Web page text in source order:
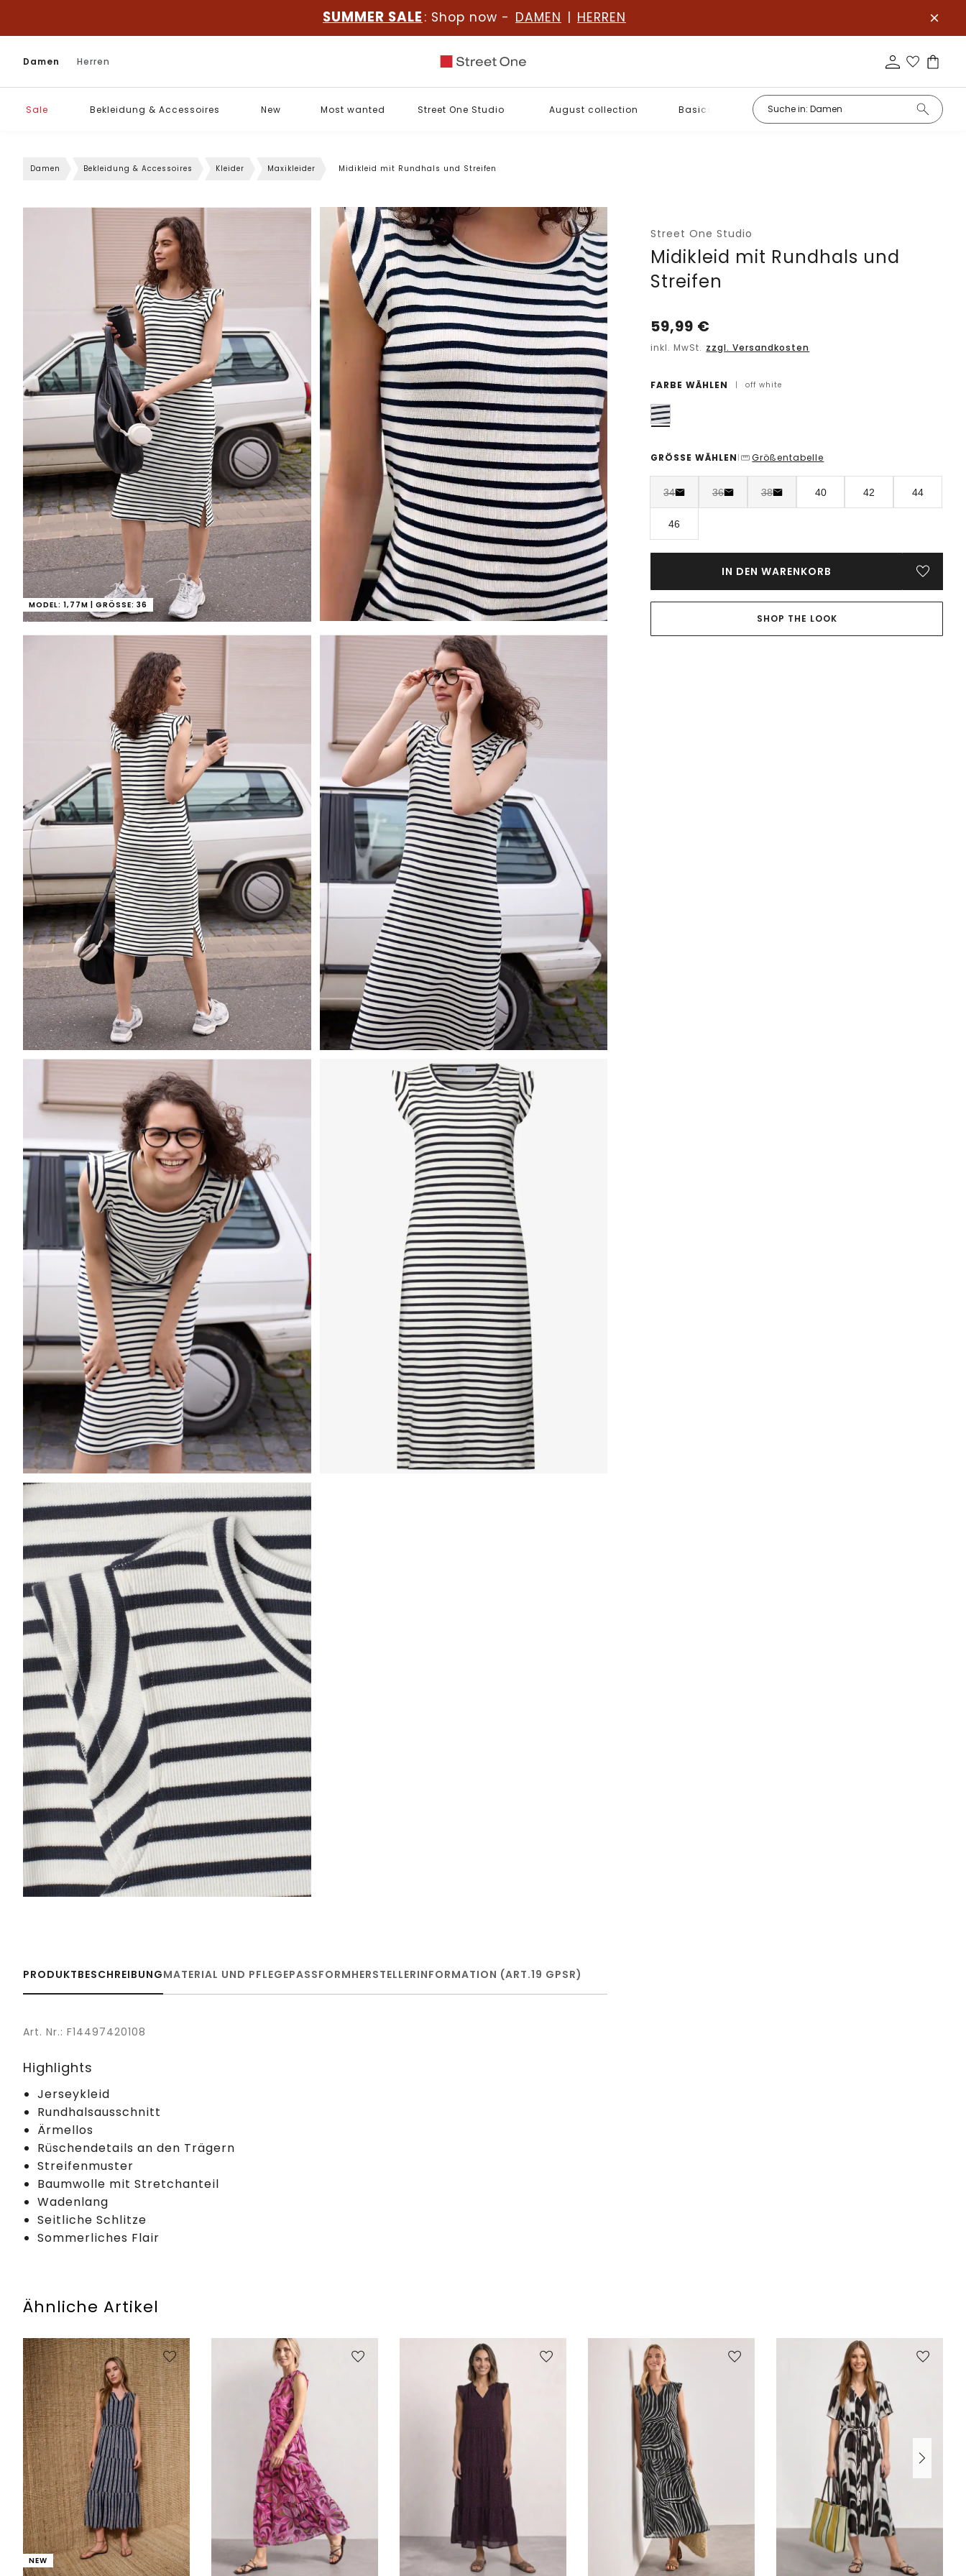
SUMMER SALE : Shop now - DAMEN | HERREN
Damen Herren
Sale Bekleidung & Accessoires New Most wanted Street One Studio August collection Basics
Damen Bekleidung & Accessoires Kleider Maxikleider Midikleid mit Rundhals und Streifen
MODEL: 1,77M | GRÖSSE: 36
Street One Studio
Midikleid mit Rundhals und
Streifen
59,99 €
inkl. MwSt. zzgl. Versandkosten
FARBE WÄHLEN | off white
GRÖSSE WÄHLEN | Größentabelle
34 36 38 40 42 44
46
IN DEN WARENKORB
SHOP THE LOOK
PRODUKTBESCHREIBUNGMATERIAL UND PFLEGEPASSFORMHERSTELLERINFORMATION (ART.19 GPSR)
Art. Nr.: F14497420108
Highlights
Jerseykleid
Rundhalsausschnitt
Ärmellos
Rüschendetails an den Trägern
Streifenmuster
Baumwolle mit Stretchanteil
Wadenlang
Seitliche Schlitze
Sommerliches Flair
Ähnliche Artikel
NEW